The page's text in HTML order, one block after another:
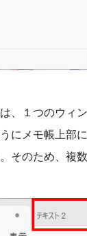
、１つのウィ
にメモ帳上部
そのため、複